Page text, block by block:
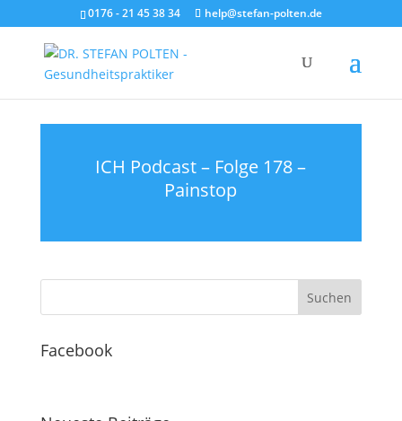
0176 - 21 45 38 34 help@stefan-polten.de
ICH Podcast – Folge 178 –
Painstop
Facebook